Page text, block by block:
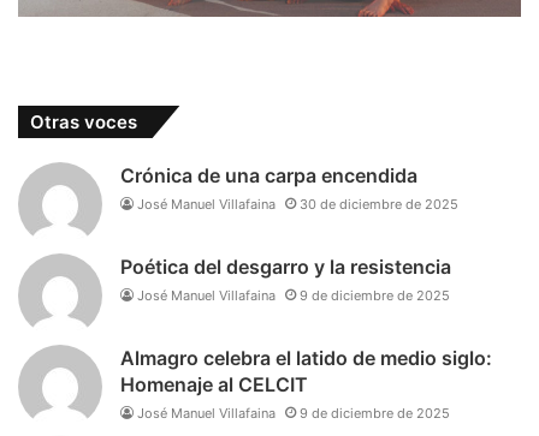
Fanfara e Grupo Frustatori y los holandeses
Familia Valera Miranda formación que desde su
creación recrea el ritmo del son desde su misma
creación, hace más de un siglo. El actual director
del grupo, Félix Miranda, es quien recibió el
repertorio de sus antepasados, así como la técnica
instrumental y el espíritu de la zona de Cauto.
Otras voces
Crónica de una carpa encendida
José Manuel Villafaina 30 de diciembre de 2025
Poética del desgarro y la resistencia
José Manuel Villafaina 9 de diciembre de 2025
Almagro celebra el latido de medio siglo:
Homenaje al CELCIT
José Manuel Villafaina 9 de diciembre de 2025